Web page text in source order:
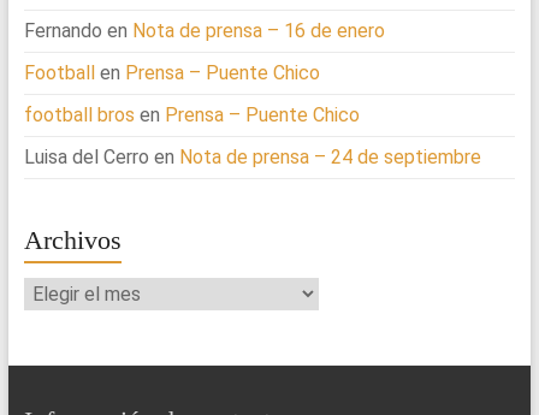
Fernando en Nota de prensa – 16 de enero
Footballen Prensa – Puente Chico
football bros en Prensa – Puente Chico
Luisa del Cerro en Nota de prensa – 24 de septiembre
Archivos
Archivos